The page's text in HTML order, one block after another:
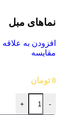
نماهای مبل
افزودن به
مقایسه
0 تومان
-
+